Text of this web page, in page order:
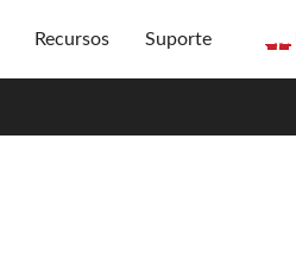
Recursos Suporte